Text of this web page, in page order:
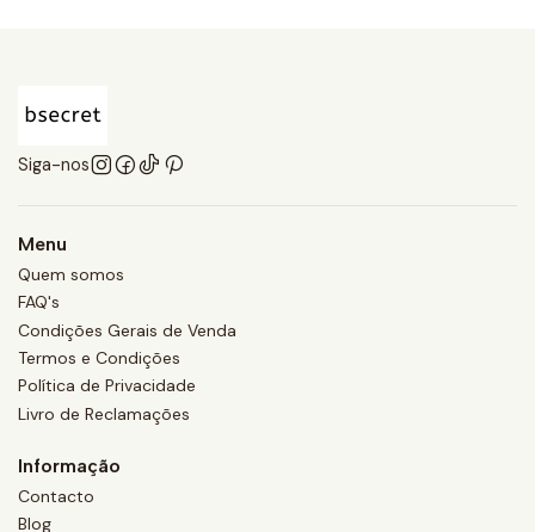
Siga-nos
Menu
Quem somos
FAQ's
Condições Gerais de Venda
Termos e Condições
Política de Privacidade
Livro de Reclamações
Informação
Contacto
Blog